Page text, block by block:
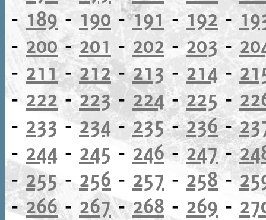
- 189 - 190 -191- 192 -
- 200-201 - 202-203 -
- 211-212-213 - 214 -
- 222 -223-224-225-
- 233 -234 -235-236-
- 244 - 245 - 246-247-
- 255- 256 - 257 - 258-
-266- 267-268 - 269 -